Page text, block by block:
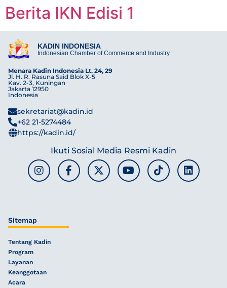
Berita IKN Edisi 1
KADIN INDONESIA
Indonesian Chamber of Commerce and Industry
Menara Kadin Indonesia Lt. 24, 29
Jl. H. R. Rasuna Said Blok X-5
Kav. 2-3, Kuningan
Jakarta 12950
Indonesia
sekretariat@kadin.id
+62 21-5274484
https://kadin.id/
Ikuti Sosial Media Resmi Kadin
Sitemap
Tentang Kadin
Program
Layanan
Keanggotaan
Acara